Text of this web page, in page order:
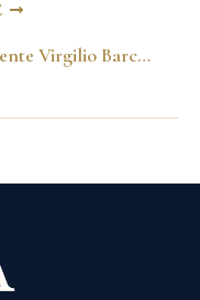
Como Alcalde con el Presidente Virgilio Barco. en su despacho. Bogotá 1988